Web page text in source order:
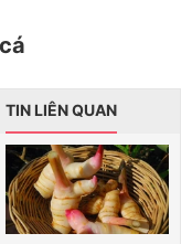
TIN LIÊN QUAN